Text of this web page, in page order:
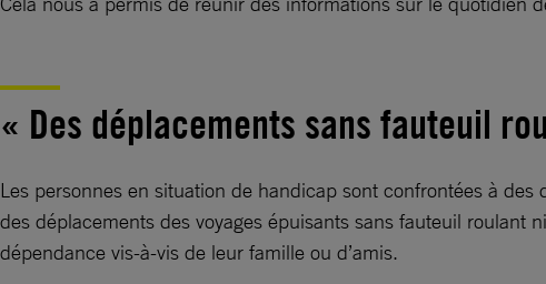
« Des déplacements sans fauteuil
Les personnes en situation de handicap sont confrontées à
des déplacements des voyages épuisants sans fauteuil roulant
dépendance vis-à-vis de leur famille ou d’amis.